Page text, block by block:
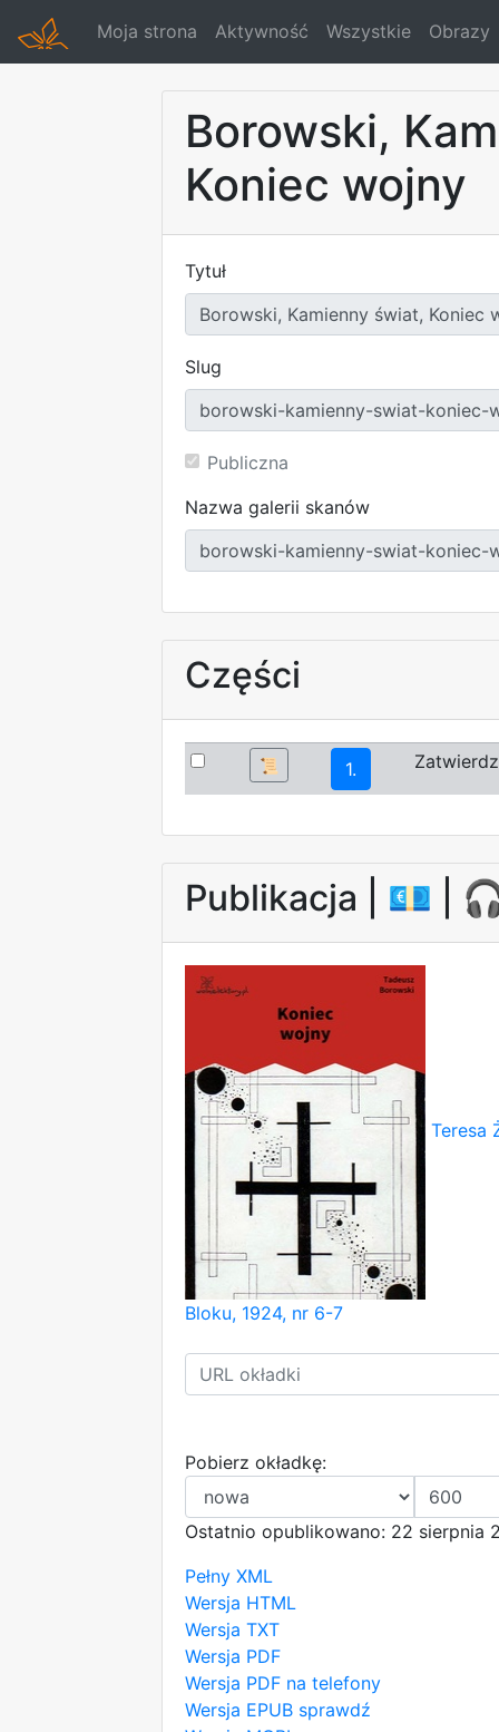
Moja strona Aktywność Wszystkie Obrazy
Borowski,
Koniec wojny
Tytuł
Slug
Publiczna
Nazwa galerii skanów
Części
📜 1.
Publikacja | 💶 |
Teresa
Bloku, 1924, nr 6-7
Pobierz okładkę:
Ostatnio opublikowano: 22 sierpnia
Pełny XML
Wersja HTML
Wersja TXT
Wersja PDF
Wersja PDF na telefony
Wersja EPUB sprawdź